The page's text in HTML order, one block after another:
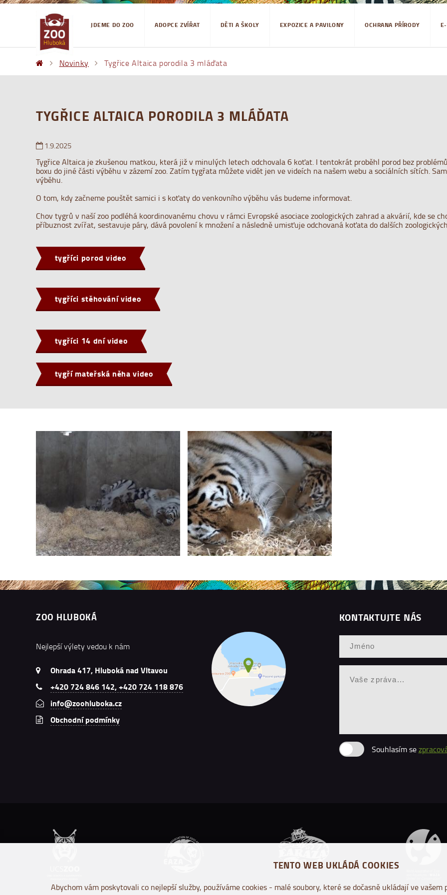
JDEME DO ZOO ADOPCE ZVÍŘAT DĚTI A ŠKOLY EXPOZICE A PAVILONY OCHRANA PŘÍRODY
Novinky Tygřice Altaica porodila 3 mláďata
TYGŘICE ALTAICA PORODILA 3 MLÁĎATA
1.9.2025
Tygřice Altaica je zkušenou matkou, která již v minulých letech odchovala 6 koťat. I tentokrát proběhl porod bez
boxu do jiné části výběhu v zázemí zoo. Zatím tygřata můžete vidět jen ve videích na našem webu a sociálních sítích.
výběhu.
O tom, kdy začneme pouštět samici i s koťaty do venkovního výběhu vás budeme informovat.
Chov tygrů v naší zoo podléhá koordinovanému chovu v rámci Evropské asociace zoologických zahrad a akvárií, kde se
příbuznost zvířat, sestavuje páry, dává povolení k množení a následně umisťuje odchovaná koťata do dalších
tygříci porod video
tygříci stěhování video
tygříci 14 dní video
tygří mateřská něha video
ZOO HLUBOKÁ
Nejlepší výlety vedou k nám
Ohrada 417, Hluboká nad Vltavou
+420 724 846 142, +420 724 118 876
info@zoohluboka.cz
Obchodní podmínky
KONTAKTUJTE NÁS
Souhlasím se
TENTO WEB UKLÁDÁ COOKIES
Abychom vám poskytovali co nejlepší služby, používáme cookies - malé soubory, které se dočasně ukládají ve